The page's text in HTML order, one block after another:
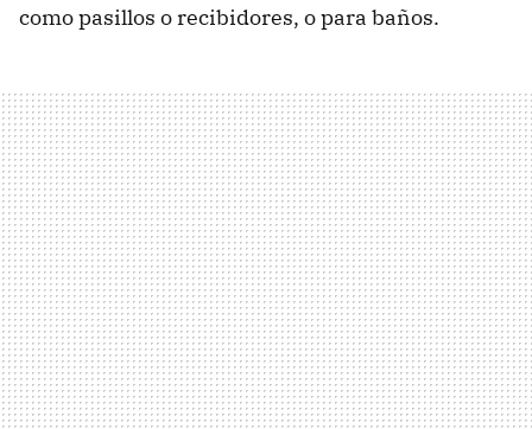
como pasillos o recibidores, o para baños.